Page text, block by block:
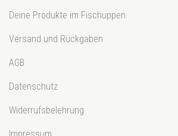
Deine Produkte im Fischuppen
Versand und Rückgaben
AGB
Datenschutz
Widerrufsbelehrung